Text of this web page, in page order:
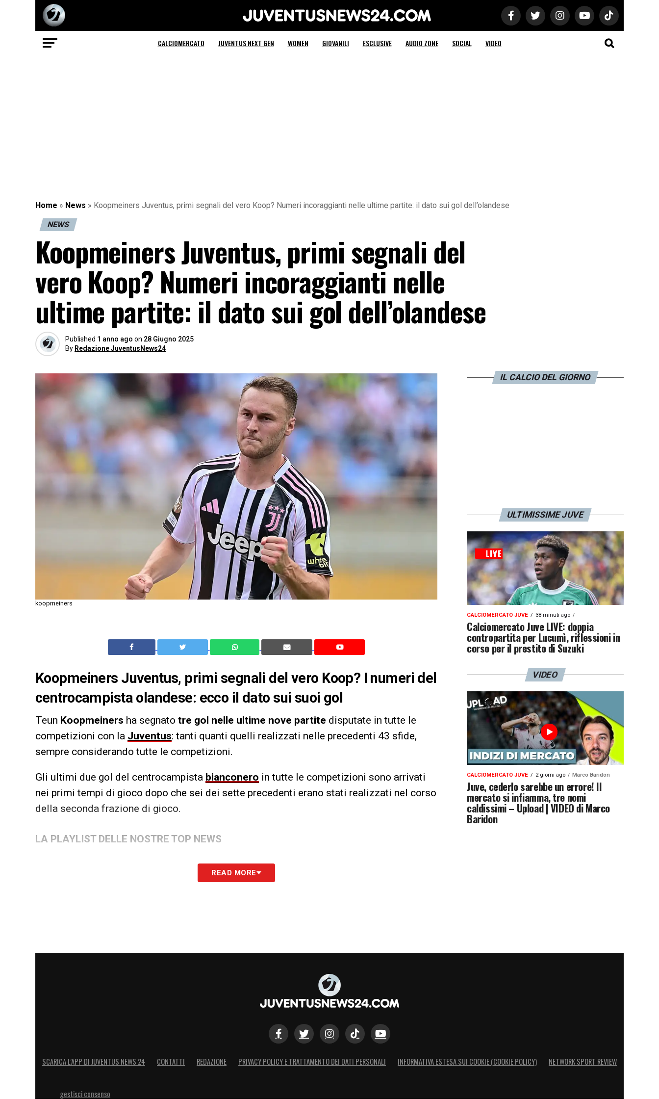
Juventus News 24
CALCIOMERCATO JUVENTUS NEXT GEN WOMEN GIOVANILI ESCLUSIVE AUDIO ZONE SOCIAL VIDEO
Home » News » Koopmeiners Juventus, primi segnali del vero Koop? Numeri incoraggianti nelle ultime partite: il dato sui gol dell’olandese
NEWS
Koopmeiners Juventus, primi segnali del
vero Koop? Numeri incoraggianti nelle
ultime partite: il dato sui gol dell’olandese
Published 1 anno ago on 28 Giugno 2025
By Redazione JuventusNews24
koopmeiners
Koopmeiners Juventus, primi segnali del vero Koop? I numeri del
centrocampista olandese: ecco il dato sui suoi gol
Teun Koopmeiners ha segnato tre gol nelle ultime nove partite disputate in tutte le
competizioni con la Juventus: tanti quanti quelli realizzati nelle precedenti 43 sfide,
sempre considerando tutte le competizioni.
Gli ultimi due gol del centrocampista bianconero in tutte le competizioni sono arrivati
nei primi tempi di gioco dopo che sei dei sette precedenti erano stati realizzati nel corso
della seconda frazione di gioco.
LA PLAYLIST DELLE NOSTRE TOP NEWS
READ MORE
IL CALCIO DEL GIORNO
ULTIMISSIME JUVE
CALCIOMERCATO JUVE 38 minuti ago
Calciomercato Juve LIVE: doppia
contropartita per Lucumì, riflessioni in
corso per il prestito di Suzuki
VIDEO
CALCIOMERCATO JUVE 2 giorni ago Marco Baridon
Juve, cederlo sarebbe un errore! Il
mercato si infiamma, tre nomi
caldissimi – Upload | VIDEO di Marco
Baridon
SCARICA L’APP DI JUVENTUS NEWS 24 CONTATTI REDAZIONE PRIVACY POLICY E TRATTAMENTO DEI DATI PERSONALI INFORMATIVA ESTESA SUI COOKIE (COOKIE POLICY) NETWORK SPORT REVIEW
gestisci consenso